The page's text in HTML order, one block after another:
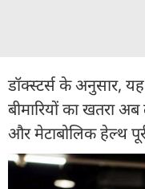
डॉक्स्टर्स के अनुसार, यह
बीमारियों का खतरा
और मेटाबोलिक हेल्थ